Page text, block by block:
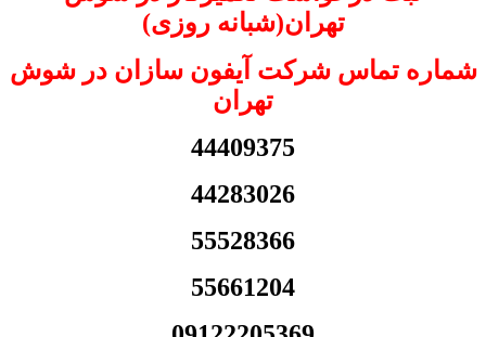
تهران(شبانه روزی)
شماره تماس شرکت آیفون سازان در شوش
تهران
44409375
44283026
55528366
55661204